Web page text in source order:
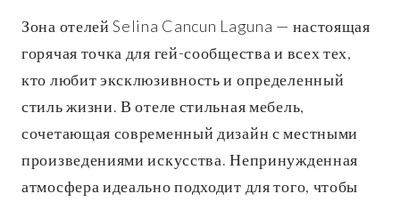
Зона отелей Selina Cancun Laguna — настоящая
горячая точка для гей-сообщества и всех тех,
кто любит эксклюзивность и определенный
стиль жизни. В отеле стильная мебель,
сочетающая современный дизайн с местными
произведениями искусства. Непринужденная
атмосфера идеально подходит для того, чтобы